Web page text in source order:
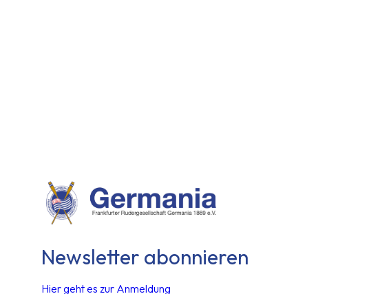
Newsletter abonnieren
Hier geht es zur Anmeldung